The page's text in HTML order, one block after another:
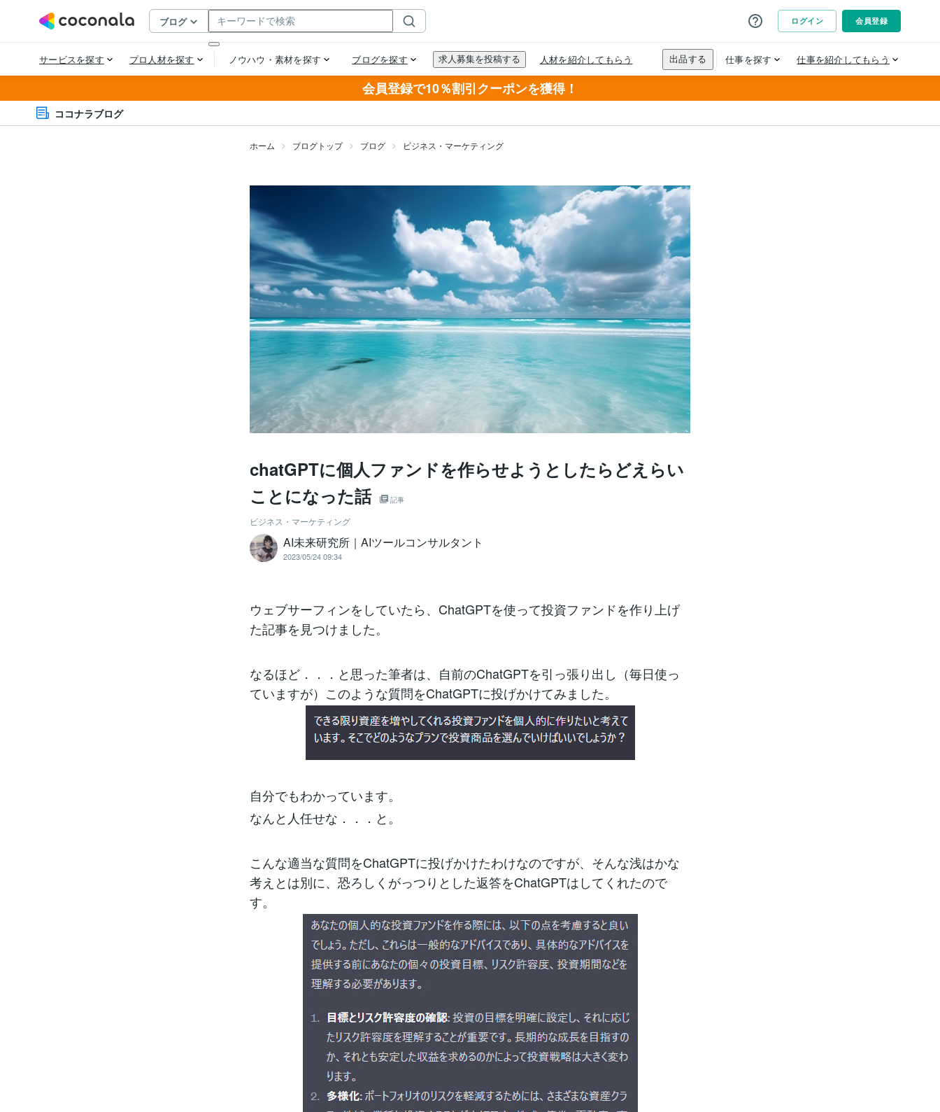
会員登録で10％割引クーポンを獲得！
ココナラブログ
ホーム ブログトップ ブログ ビジネス・マーケティング
chatGPTに個人ファンドを作らせようとしたらどえらい
ことになった話
記事
ビジネス・マーケティング
AI未来研究所｜AIツールコンサルタント
2023/05/24 09:34
ウェブサーフィンをしていたら、ChatGPTを使って投資ファンドを作り上げ
た記事を見つけました。
なるほど．．．と思った筆者は、自前のChatGPTを引っ張り出し（毎日使っ
ていますが）このような質問をChatGPTに投げかけてみました。
自分でもわかっています。
なんと人任せな．．．と。
こんな適当な質問をChatGPTに投げかけたわけなのですが、そんな浅はかな
考えとは別に、恐ろしくがっつりとした返答をChatGPTはしてくれたので
す。